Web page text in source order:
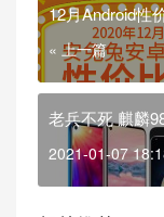
12月Android性
冠
« 上一篇
老兵不死 麒麟
2021-01-07